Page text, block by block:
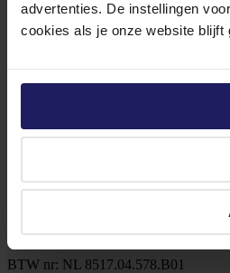
advertenties. De instellingen
cookies als je onze website blijft
Meld je aan voor onze
8102 HG Raalte
BTW nr: NL 8517.04.578.B01